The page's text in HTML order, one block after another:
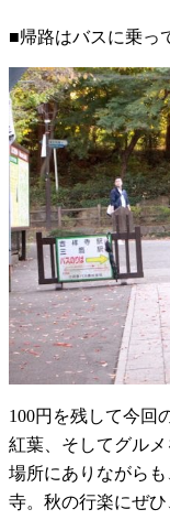
■帰路はバスに乗っ
100円を残して今
紅葉、そしてグル
場所にありながら
寺。秋の行楽にぜ